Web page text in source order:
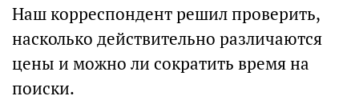
Наш корреспондент решил проверить,
насколько действительно различаются
цены и можно ли сократить время на
поиски.